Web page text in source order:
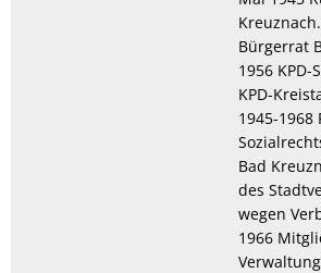
Bürgerrat
1956
KPD-
1945-1968
Bad
des
wegen
1966